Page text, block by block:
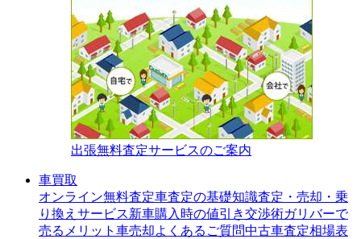
出張無料査定サービスのご案内
車買取
オンライン無料査定車査定の基礎知識査定・売却・乗
り換えサービス新車購入時の値引き交渉術ガリバーで
売るメリット 車売却よくあるご質問中古車査定相場表